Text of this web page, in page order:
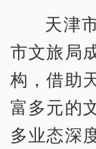
天津
市文旅局
构，借助
富多元的
多业态深